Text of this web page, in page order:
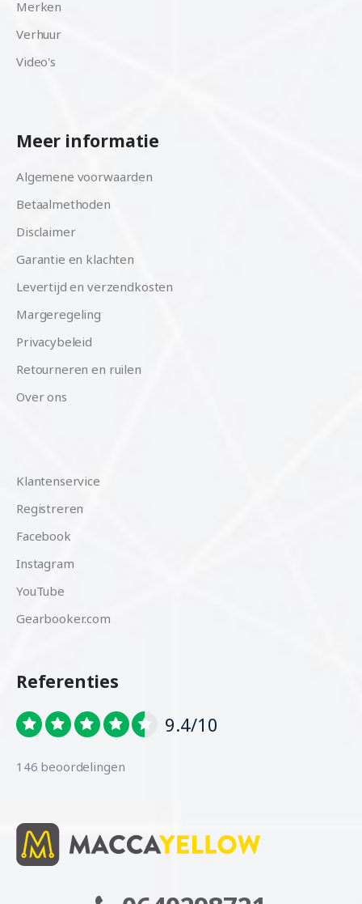
Merken
Verhuur
Video's
Meer informatie
Algemene voorwaarden
Betaalmethoden
Disclaimer
Garantie en klachten
Levertijd en verzendkosten
Margeregeling
Privacybeleid
Retourneren en ruilen
Over ons
Klantenservice
Registreren
Facebook
Instagram
YouTube
Gearbooker.com
Referenties
9.4/10
146 beoordelingen